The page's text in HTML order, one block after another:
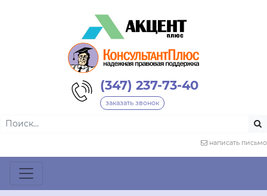
(347) 237-73-40
заказать звонок
написать письмо